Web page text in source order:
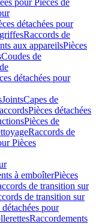
pour Pièces de
détachées pour
Raccords de
aux appareilsPièces
Coudes de
détachées pour
JointsCapes de
Pièces détachées
Pièces de
Raccords de
Pièces
à emboîterPièces
de transition sur
de transition sur
détachées pour
Raccordements